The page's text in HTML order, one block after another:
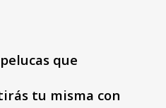
que
tu misma con